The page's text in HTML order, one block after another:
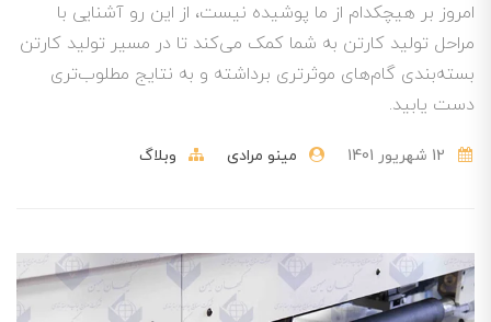
امروز بر هیچکدام از ما پوشیده نیست، از این رو آشنایی با
مراحل تولید کارتن به شما کمک می‌کند تا در مسیر تولید کارتن
بسته‌بندی گام‌های موثرتری برداشته و به نتایج مطلوب‌تری
دست یابید.
مینو مرادی وبلاگ